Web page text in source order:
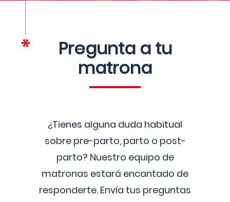
Pregunta a tu
matrona
¿Tienes alguna duda habitual
sobre pre-parto, parto o post-
parto? Nuestro equipo de
matronas estará encantado de
responderte. Envía tus preguntas